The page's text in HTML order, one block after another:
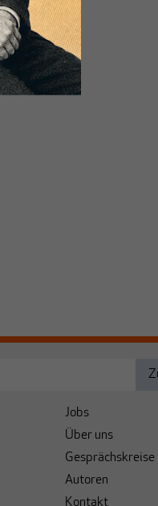
Jobs
Über uns
Gesprächskreise
Autoren
Kontakt